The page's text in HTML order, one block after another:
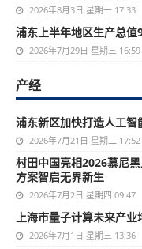
2026年8月3日 星期一 17:33
浦东上半年地区生产总
2026年7月29日 星期三 16:59
产经
浦东新区加快打造人工智
2026年7月21日 星期二 17:52
村田中国亮相2026慕尼
方案智启无界新生
2026年7月2日 星期四 09:47
上海市量子计算未来产业
2026年7月1日 星期三 13:36